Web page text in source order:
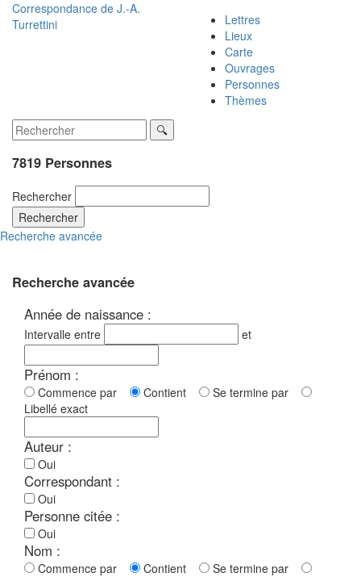
Correspondance de J.-A.
Turrettini
Lettres
Lieux
Carte
Ouvrages
Personnes
Thèmes
7819 Personnes
Rechercher
Rechercher
Recherche avancée
Recherche avancée
Année de naissance :
Intervalle entre et
Prénom :
Commence par Contient
Se termine par
Libellé exact
Auteur :
Oui
Correspondant :
Oui
Personne citée :
Oui
Nom :
Commence par Contient
Se termine par